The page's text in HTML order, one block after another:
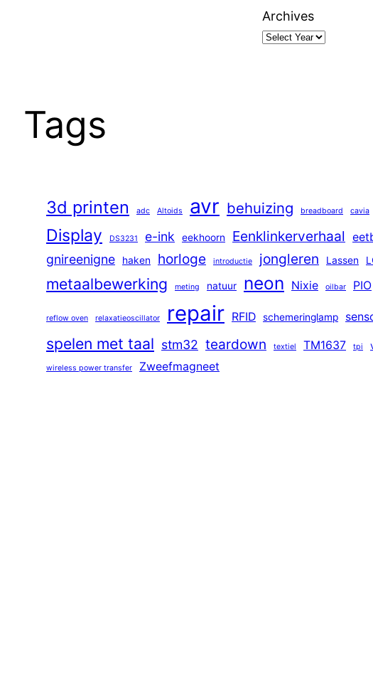
Archives
Tags
3d printen adc Altoids avr behuizing breadboard cavia
Display DS3231 e-ink eekhoorn Eenklinkerverhaal
gnireenigne haken horloge introductie jongleren Lassen
metaalbewerking meting natuur neon Nixie oilbar PIO
reflow oven relaxatieoscillator repair RFID schemeringlamp
spelen met taal stm32 teardown textiel TM1637 tpi
wireless power transfer Zweefmagneet